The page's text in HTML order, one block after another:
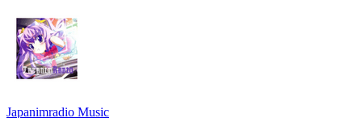
Japanimradio Music